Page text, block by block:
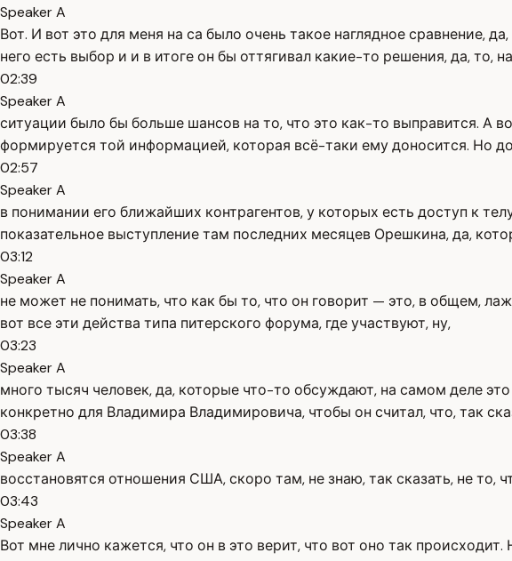
Speaker A
Вот. И вот это для меня на са было очень такое наглядное сравнение,
него есть выбор и и в итоге он бы оттягивал какие-то решения, да, то,
02:39
Speaker A
ситуации было бы больше шансов на то, что это как-то выправится. А
формируется той информацией, которая всё-таки ему доносится. Но
02:57
Speaker A
в понимании его ближайших контрагентов, у которых есть доступ к
показательное выступление там последних месяцев Орешкина, да,
03:12
Speaker A
не может не понимать, что как бы то, что он говорит — это, в общем,
вот все эти действа типа питерского форума, где участвуют, ну,
03:23
Speaker A
много тысяч человек, да, которые что-то обсуждают, на самом деле
конкретно для Владимира Владимировича, чтобы он считал, что, так
03:38
Speaker A
восстановятся отношения США, скоро там, не знаю, так сказать, не то,
03:43
Speaker A
Вот мне лично кажется, что он в это верит, что вот оно так